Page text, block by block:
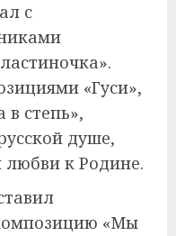
с
«Гуси»,
в степь»,
душе,
любви к Родине.
«Мы